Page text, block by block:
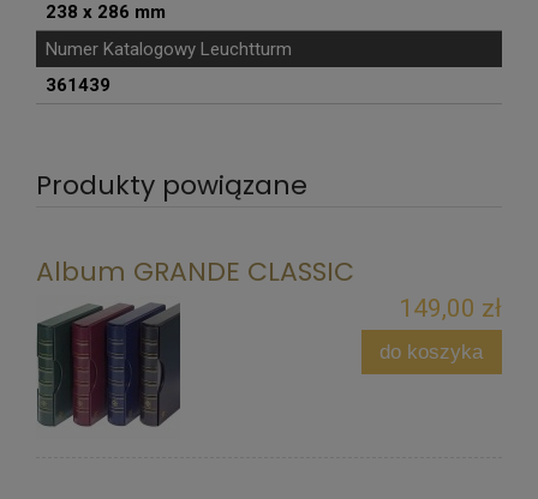
238 x 286 mm
Numer Katalogowy Leuchtturm
361439
Produkty powiązane
Album GRANDE CLASSIC
149,00 zł
do koszyka